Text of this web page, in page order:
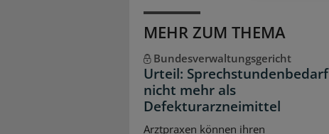
MEHR ZUM THEMA
Bundesverwaltungsgericht
Urteil: Sprechstundenbedarf
nicht mehr als
Defekturarzneimittel
Arztpraxen können ihren